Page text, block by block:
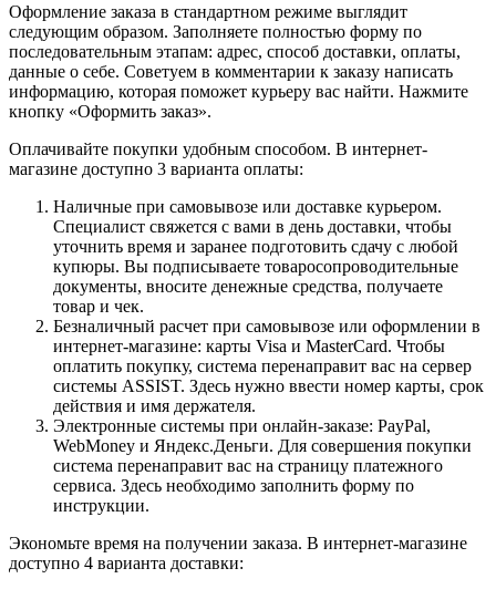
Оформление заказа в стандартном режиме выглядит
следующим образом. Заполняете полностью форму по
последовательным этапам: адрес, способ доставки, оплаты,
данные о себе. Советуем в комментарии к заказу написать
информацию, которая поможет курьеру вас найти. Нажмите
кнопку «Оформить заказ».
Оплачивайте покупки удобным способом. В интернет-
магазине доступно 3 варианта оплаты:
Наличные при самовывозе или доставке курьером.
Специалист свяжется с вами в день доставки, чтобы
уточнить время и заранее подготовить сдачу с любой
купюры. Вы подписываете товаросопроводительные
документы, вносите денежные средства, получаете
товар и чек.
Безналичный расчет при самовывозе или оформлении в
интернет-магазине: карты Visa и MasterCard. Чтобы
оплатить покупку, система перенаправит вас на сервер
системы ASSIST. Здесь нужно ввести номер карты, срок
действия и имя держателя.
Электронные системы при онлайн-заказе: PayPal,
WebMoney и Яндекс.Деньги. Для совершения покупки
система перенаправит вас на страницу платежного
сервиса. Здесь необходимо заполнить форму по
инструкции.
Экономьте время на получении заказа. В интернет-магазине
доступно 4 варианта доставки: